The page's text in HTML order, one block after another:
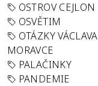
OSTROV CEJLON
OSVĚTIM
OTÁZKY VÁCLAVA
MORAVCE
PALAČINKY
PANDEMIE